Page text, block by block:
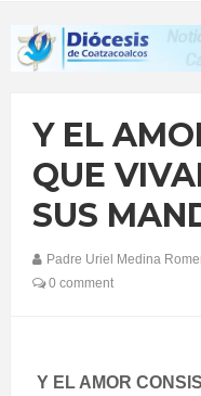
Y EL
QUE
SUS
Padre Uriel Medina
0 comment
Y EL AMOR